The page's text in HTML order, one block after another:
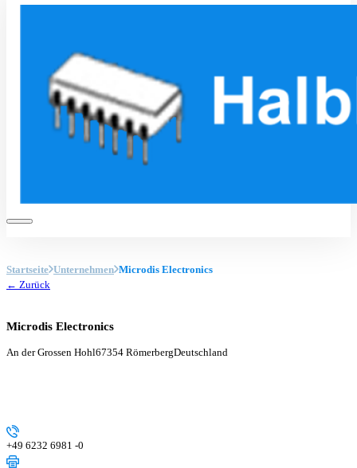
Startseite Unternehmen Microdis Electronics
← Zurück
Microdis Electronics
An der Grossen Hohl67354 RömerbergDeutschland
+49 6232 6981 -0